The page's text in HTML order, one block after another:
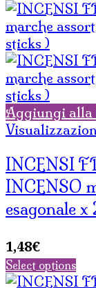
Aggiungi alla
INCENSI
INCENSO
esagonale
1,48€
Select options